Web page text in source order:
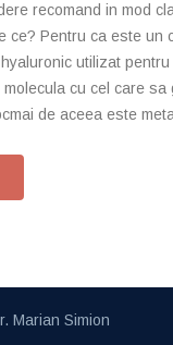
recomand in mod
ce? Pentru ca este un
utilizat
cu cel care sa
de aceea este
Marian Simion